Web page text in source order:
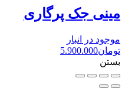
مینی جک پرگاری
موجود در انبار
تومان5.900.000
بستن